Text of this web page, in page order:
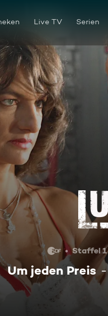
Live TV Serien
Staffel 1
Um jeden Preis